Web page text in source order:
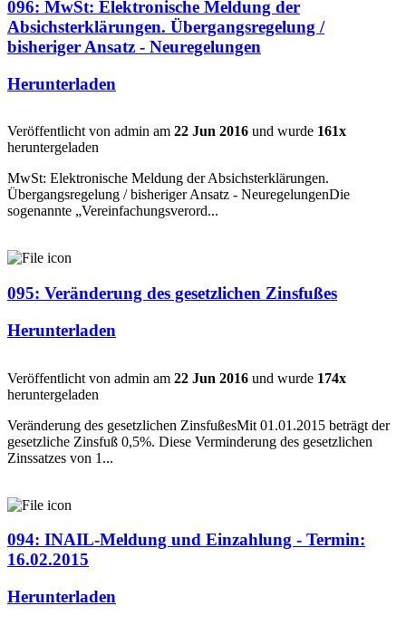
096: MwSt: Elektronische Meldung der
Absichsterklärungen. Übergangsregelung /
bisheriger Ansatz - Neuregelungen
Herunterladen
Veröffentlicht von admin am 22 Jun 2016 und wurde 161x
heruntergeladen
MwSt: Elektronische Meldung der Absichsterklärungen.
Übergangsregelung / bisheriger Ansatz - NeuregelungenDie
sogenannte „Vereinfachungsverord...
095: Veränderung des gesetzlichen Zinsfußes
Herunterladen
Veröffentlicht von admin am 22 Jun 2016 und wurde 174x
heruntergeladen
Veränderung des gesetzlichen ZinsfußesMit 01.01.2015 beträgt der
gesetzliche Zinsfuß 0,5%. Diese Verminderung des gesetzlichen
Zinssatzes von 1...
094: INAIL-Meldung und Einzahlung - Termin:
16.02.2015
Herunterladen